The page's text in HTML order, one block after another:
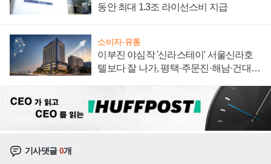
동안 최대 1.3조 라이선스비 지급
소비자·유통
이부진 야심작 '신라스테이' 서울신라호
텔보다 잘 나가, 평택·주문진·해남·건대로
기사댓글0개